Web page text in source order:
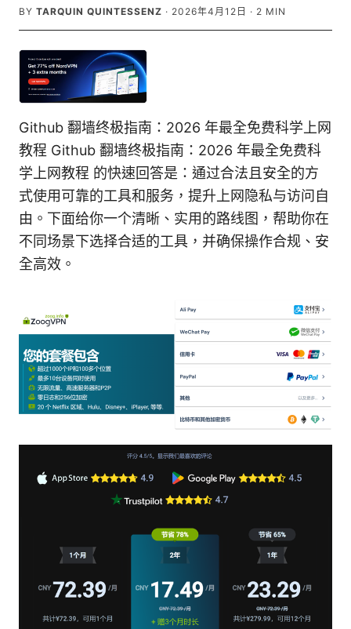
BY TARQUIN QUINTESSENZ · 2026年4月12日 · 2 MIN
Github 翻墙终极指南：2026 年最全免费科学上网
教程 Github 翻墙终极指南：2026 年最全免费科
学上网教程 的快速回答是：通过合法且安全的方
式使用可靠的工具和服务，提升上网隐私与访问自
由。下面给你一个清晰、实用的路线图，帮助你在
不同场景下选择合适的工具，并确保操作合规、安
全高效。